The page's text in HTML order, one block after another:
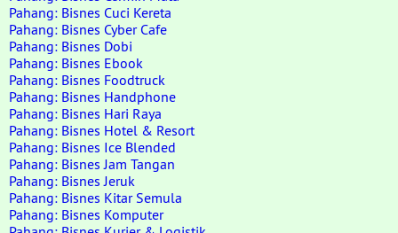
Pahang: Bisnes Cuci Kereta
Pahang: Bisnes Cyber Cafe
Pahang: Bisnes Dobi
Pahang: Bisnes Ebook
Pahang: Bisnes Foodtruck
Pahang: Bisnes Handphone
Pahang: Bisnes Hari Raya
Pahang: Bisnes Hotel & Resort
Pahang: Bisnes Ice Blended
Pahang: Bisnes Jam Tangan
Pahang: Bisnes Jeruk
Pahang: Bisnes Kitar Semula
Pahang: Bisnes Komputer